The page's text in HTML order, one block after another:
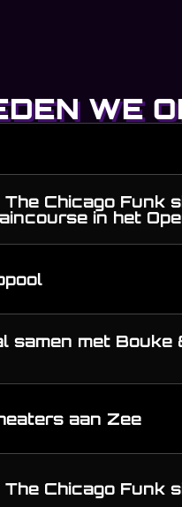
WE
Chicago Funk
in het
samen met
aan Zee
Chicago Funk